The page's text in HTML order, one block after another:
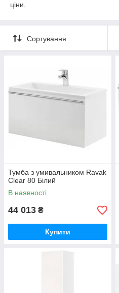
ціни.
Сортування
Тумба з умивальником Ravak
Clear 80 Білий
В наявності
44 013 ₴
Купити